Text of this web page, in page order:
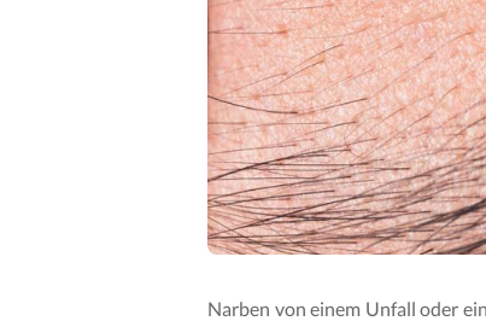
Narben von einem Unfall oder